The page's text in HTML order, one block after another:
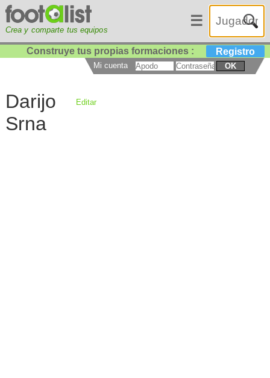
Crea y comparte tus equipos
☰
Construye tus propias formaciones : Registro
Mi cuenta OK
Darijo
Srna
Editar